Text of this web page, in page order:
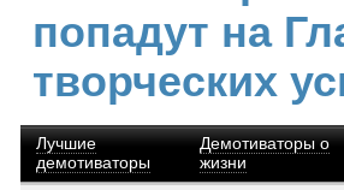
попадут на
творческих
Лучшие
демотиваторы
Демотиваторы о
жизни